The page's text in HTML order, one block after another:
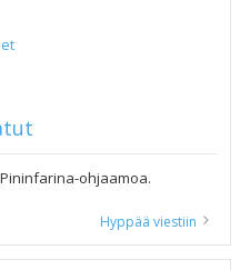
ohjaamoa.
Hyppää viestiin